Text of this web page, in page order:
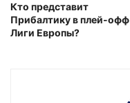
Кто представит
Прибалтику в плей-офф
Лиги Европы?